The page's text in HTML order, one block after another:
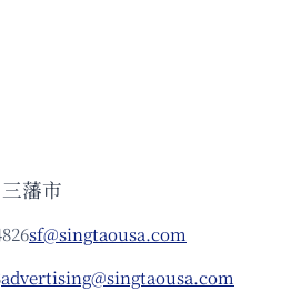
三藩市
sf@singtaousa.com
advertising@singtaousa.com